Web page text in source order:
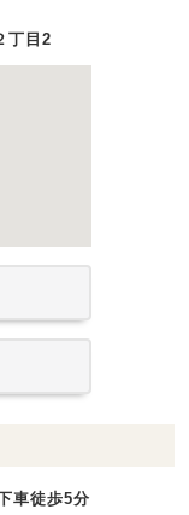
丁目2
車徒歩5分